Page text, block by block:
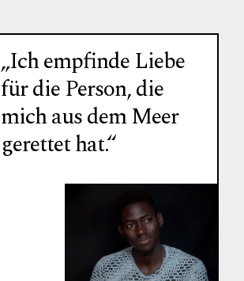
„Ich empfinde Liebe
für die Person, die
mich aus dem Meer
gerettet hat.“